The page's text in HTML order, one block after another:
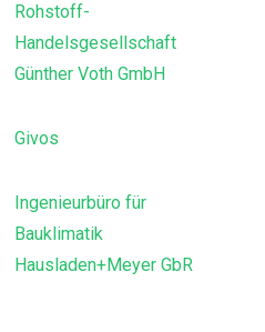
Rohstoff-
Handelsgesellschaft
Günther Voth GmbH
Givos
Ingenieurbüro für
Bauklimatik
Hausladen+Meyer GbR